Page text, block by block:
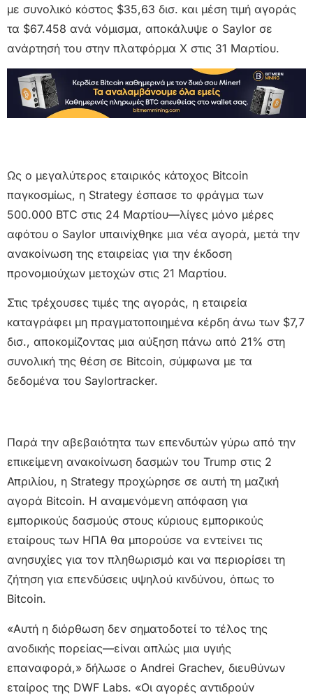
με συνολικό κόστος $35,63 δισ. και μέση τιμή αγοράς
τα $67.458 ανά νόμισμα, αποκάλυψε ο Saylor σε
ανάρτησή του στην πλατφόρμα X στις 31 Μαρτίου.
Ως ο μεγαλύτερος εταιρικός κάτοχος Bitcoin
παγκοσμίως, η Strategy έσπασε το φράγμα των
500.000 BTC στις 24 Μαρτίου—λίγες μόνο μέρες
αφότου ο Saylor υπαινίχθηκε μια νέα αγορά, μετά την
ανακοίνωση της εταιρείας για την έκδοση
προνομιούχων μετοχών στις 21 Μαρτίου.
Στις τρέχουσες τιμές της αγοράς, η εταιρεία
καταγράφει μη πραγματοποιημένα κέρδη άνω των $7,7
δισ., αποκομίζοντας μια αύξηση πάνω από 21% στη
συνολική της θέση σε Bitcoin, σύμφωνα με τα
δεδομένα του Saylortracker.
Παρά την αβεβαιότητα των επενδυτών γύρω από την
επικείμενη ανακοίνωση δασμών του Trump στις 2
Απριλίου, η Strategy προχώρησε σε αυτή τη μαζική
αγορά Bitcoin. Η αναμενόμενη απόφαση για
εμπορικούς δασμούς στους κύριους εμπορικούς
εταίρους των ΗΠΑ θα μπορούσε να εντείνει τις
ανησυχίες για τον πληθωρισμό και να περιορίσει τη
ζήτηση για επενδύσεις υψηλού κινδύνου, όπως το
Bitcoin.
«Αυτή η διόρθωση δεν σηματοδοτεί το τέλος της
ανοδικής πορείας—είναι απλώς μια υγιής
επαναφορά,» δήλωσε ο Andrei Grachev, διευθύνων
εταίρος της DWF Labs. «Οι αγορές αντιδρούν